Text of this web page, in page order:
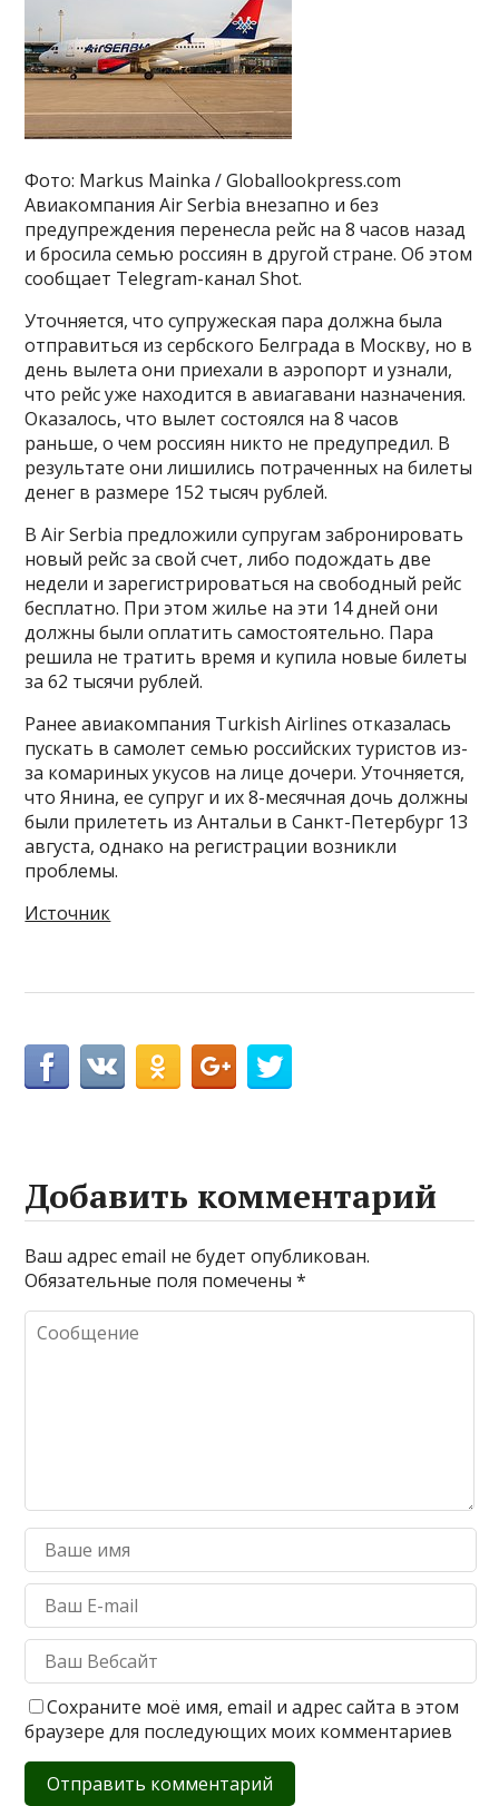
Фото: Markus Mainka / Globallookpress.com
Авиакомпания Air Serbia внезапно и без
предупреждения перенесла рейс на 8 часов назад
и бросила семью россиян в другой стране. Об этом
сообщает Telegram-канал Shot.
Уточняется, что супружеская пара должна была
отправиться из сербского Белграда в Москву, но в
день вылета они приехали в аэропорт и узнали,
что рейс уже находится в авиагавани назначения.
Оказалось, что вылет состоялся на 8 часов
раньше, о чем россиян никто не предупредил. В
результате они лишились потраченных на билеты
денег в размере 152 тысяч рублей.
В Air Serbia предложили супругам забронировать
новый рейс за свой счет, либо подождать две
недели и зарегистрироваться на свободный рейс
бесплатно. При этом жилье на эти 14 дней они
должны были оплатить самостоятельно. Пара
решила не тратить время и купила новые билеты
за 62 тысячи рублей.
Ранее авиакомпания Turkish Airlines отказалась
пускать в самолет семью российских туристов из-
за комариных укусов на лице дочери. Уточняется,
что Янина, ее супруг и их 8-месячная дочь должны
были прилететь из Антальи в Санкт-Петербург 13
августа, однако на регистрации возникли
проблемы.
Источник
Добавить комментарий
Ваш адрес email не будет опубликован.
Обязательные поля помечены*
Сохраните моё имя, email и адрес сайта в этом
браузере для последующих моих комментариев